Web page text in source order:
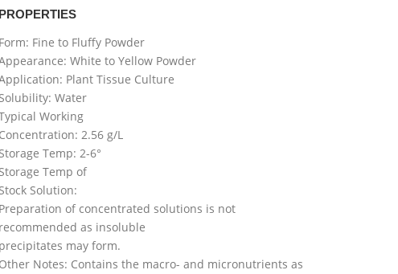
PROPERTIES
Form: Fine to Fluffy Powder
White to Yellow Powder
Plant Tissue Culture
Solubility: Water
Working
Concentration: 2.56 g/L
Storage Temp: 2-6°
Storage Temp of
Stock Solution:
Preparation of concentrated solutions is not
recommended as insoluble
precipitates may form.
Other Notes: Contains the macro- and micronutrients as